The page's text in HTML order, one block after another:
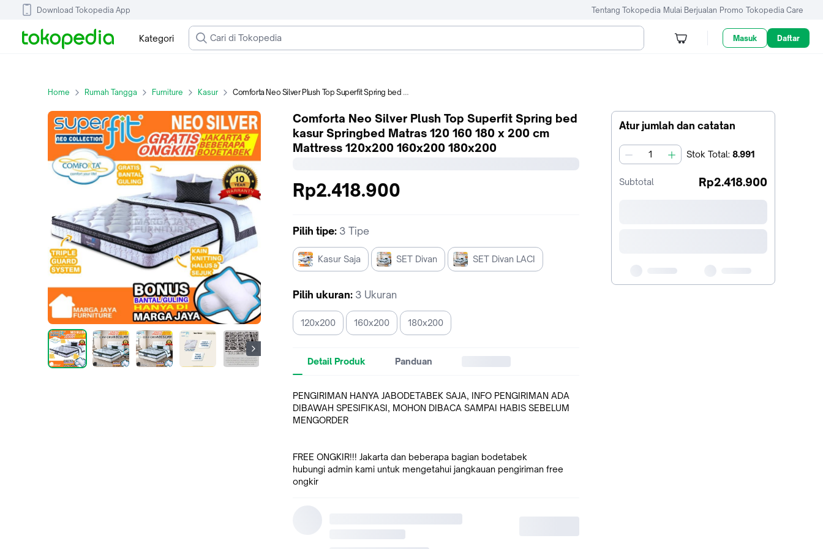
Download Tokopedia App Tentang Tokopedia Mulai Berjualan Promo Tokopedia Care
Kategori Masuk Daftar
Home Rumah Tangga Furniture Kasur Comforta Neo Silver Plush Top Superfit Spring bed kasur Springbed Matras 120 160 180 x 200 cm Mattress 120x200 160x200 180x200
Atur jumlah dan catatan
jumlah Stok Total: 8.991
Subtotal Rp2.418.900
Comforta Neo Silver Plush Top Superfit Spring bed
kasur Springbed Matras 120 160 180 x 200 cm
Mattress 120x200 160x200 180x200
Rp2.418.900
Pilih tipe: 3 Tipe
Kasur Saja SET Divan SET Divan LACI
Pilih ukuran: 3 Ukuran
120x200 160x200 180x200
Detail Produk Panduan
PENGIRIMAN HANYA JABODETABEK SAJA, INFO PENGIRIMAN ADA
DIBAWAH SPESIFIKASI, MOHON DIBACA SAMPAI HABIS SEBELUM
MENGORDER
FREE ONGKIR!!! Jakarta dan beberapa bagian bodetabek
hubungi admin kami untuk mengetahui jangkauan pengiriman free
ongkir